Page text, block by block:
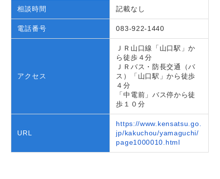
相談時間 記載なし
電話番号 083-922-1440
アクセス
ＪＲ山口線「山口駅」か
ら徒歩４分
ＪＲバス・防長交通（バ
ス）「山口駅」から徒歩
４分
「中電前」バス停から徒
歩１０分
URL
https://www.kensatsu.go.
jp/kakuchou/yamaguchi/
page1000010.html